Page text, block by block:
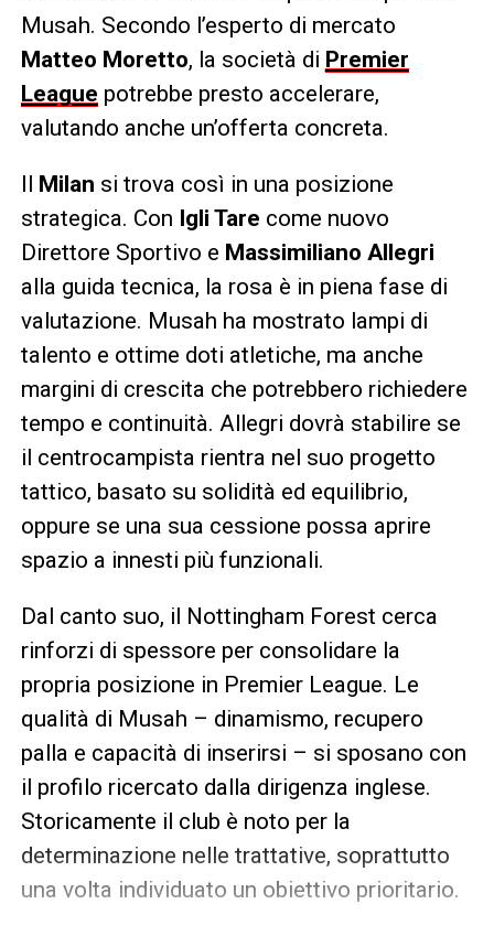
Musah. Secondo l’esperto di mercato
Matteo Moretto, la società di Premier
League potrebbe presto accelerare,
valutando anche un’offerta concreta.
Il Milan si trova così in una posizione
strategica. Con Igli Tare come nuovo
Direttore Sportivo e Massimiliano Allegri
alla guida tecnica, la rosa è in piena fase di
valutazione. Musah ha mostrato lampi di
talento e ottime doti atletiche, ma anche
margini di crescita che potrebbero richiedere
tempo e continuità. Allegri dovrà stabilire se
il centrocampista rientra nel suo progetto
tattico, basato su solidità ed equilibrio,
oppure se una sua cessione possa aprire
spazio a innesti più funzionali.
Dal canto suo, il Nottingham Forest cerca
rinforzi di spessore per consolidare la
propria posizione in Premier League. Le
qualità di Musah – dinamismo, recupero
palla e capacità di inserirsi – si sposano con
il profilo ricercato dalla dirigenza inglese.
Storicamente il club è noto per la
determinazione nelle trattative, soprattutto
una volta individuato un obiettivo prioritario.